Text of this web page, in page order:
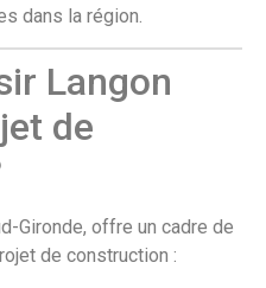
dans la région.
Langon
de
Gironde, offre un cadre de
de construction :